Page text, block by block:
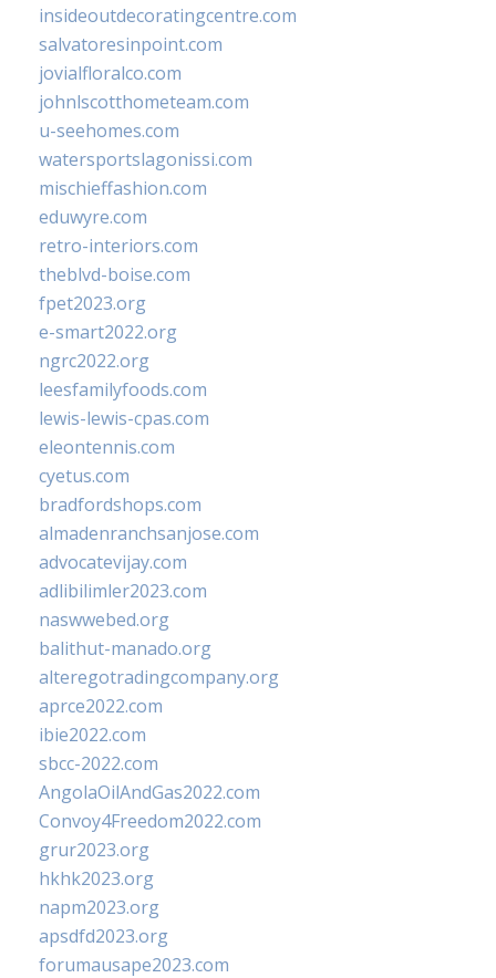
insideoutdecoratingcentre.com
salvatoresinpoint.com
jovialfloralco.com
johnlscotthometeam.com
u-seehomes.com
watersportslagonissi.com
mischieffashion.com
eduwyre.com
retro-interiors.com
theblvd-boise.com
fpet2023.org
e-smart2022.org
ngrc2022.org
leesfamilyfoods.com
lewis-lewis-cpas.com
eleontennis.com
cyetus.com
bradfordshops.com
almadenranchsanjose.com
advocatevijay.com
adlibilimler2023.com
naswwebed.org
balithut-manado.org
alteregotradingcompany.org
aprce2022.com
ibie2022.com
sbcc-2022.com
AngolaOilAndGas2022.com
Convoy4Freedom2022.com
grur2023.org
hkhk2023.org
napm2023.org
apsdfd2023.org
forumausape2023.com